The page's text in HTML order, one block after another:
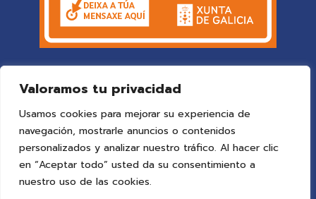
Valoramos tu privacidad
Usamos cookies para mejorar su experiencia de
navegación, mostrarle anuncios o contenidos
personalizados y analizar nuestro tráfico. Al hacer clic
en “Aceptar todo” usted da su consentimiento a
nuestro uso de las cookies.
© 2025 Colegio Vigoby ideaspropias publicidad&web
Todos los derechos reservados.